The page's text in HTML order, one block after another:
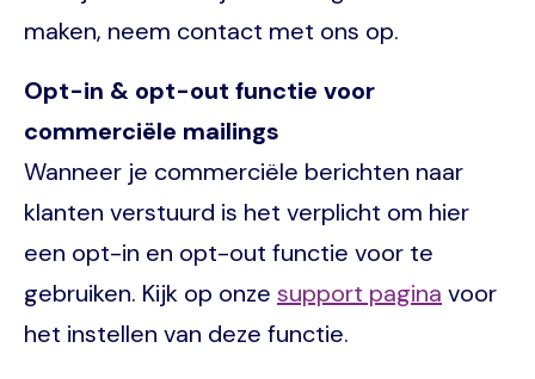
maken, neem contact met ons op.
Opt-in & opt-out functie voor
commerciële mailings
Wanneer je commerciële berichten naar
klanten verstuurd is het verplicht om hier
een opt-in en opt-out functie voor te
gebruiken. Kijk op onze support pagina voor
het instellen van deze functie.